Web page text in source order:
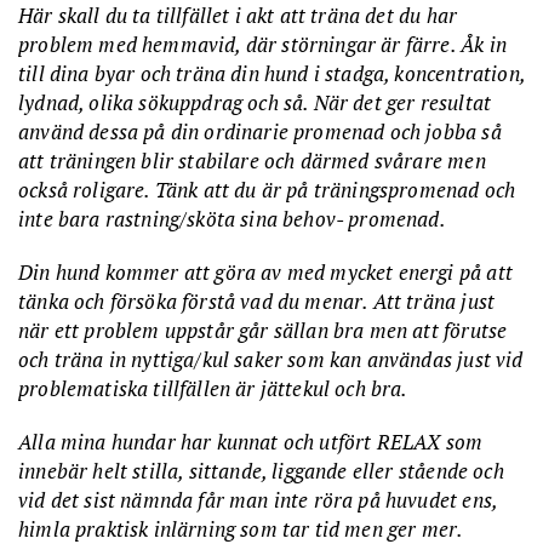
Här skall du ta tillfället i akt att träna det du har
problem med hemmavid, där störningar är färre. Åk in
till dina byar och träna din hund i stadga, koncentration,
lydnad, olika sökuppdrag och så. När det ger resultat
använd dessa på din ordinarie promenad och jobba så
att träningen blir stabilare och därmed svårare men
också roligare. Tänk att du är på träningspromenad och
inte bara rastning/sköta sina behov- promenad.
Din hund kommer att göra av med mycket energi på att
tänka och försöka förstå vad du menar. Att träna just
när ett problem uppstår går sällan bra men att förutse
och träna in nyttiga/kul saker som kan användas just vid
problematiska tillfällen är jättekul och bra.
Alla mina hundar har kunnat och utfört RELAX som
innebär helt stilla, sittande, liggande eller stående och
vid det sist nämnda får man inte röra på huvudet ens,
himla praktisk inlärning som tar tid men ger mer.